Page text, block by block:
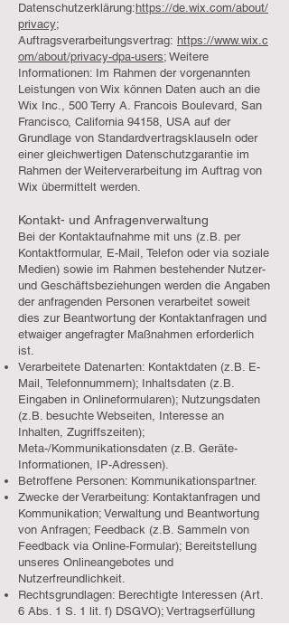
Datenschutzerklärung:https://de.wix.com/about/
privacy;
Auftragsverarbeitungsvertrag: https://www.wix.c
om/about/privacy-dpa-users; Weitere
Informationen: Im Rahmen der vorgenannten
Leistungen von Wix können Daten auch an die
Wix Inc., 500 Terry A. Francois Boulevard, San
Francisco, California 94158, USA auf der
Grundlage von Standardvertragsklauseln oder
einer gleichwertigen Datenschutzgarantie im
Rahmen der Weiterverarbeitung im Auftrag von
Wix übermittelt werden.
Kontakt- und Anfragenverwaltung
Bei der Kontaktaufnahme mit uns (z.B. per
Kontaktformular, E-Mail, Telefon oder via soziale
Medien) sowie im Rahmen bestehender Nutzer-
und Geschäftsbeziehungen werden die Angaben
der anfragenden Personen verarbeitet soweit
dies zur Beantwortung der Kontaktanfragen und
etwaiger angefragter Maßnahmen erforderlich
ist.
Verarbeitete Datenarten: Kontaktdaten (z.B. E-
Mail, Telefonnummern); Inhaltsdaten (z.B.
Eingaben in Onlineformularen); Nutzungsdaten
(z.B. besuchte Webseiten, Interesse an
Inhalten, Zugriffszeiten);
Meta-/Kommunikationsdaten (z.B. Geräte-
Informationen, IP-Adressen).
Betroffene Personen: Kommunikationspartner.
Zwecke der Verarbeitung: Kontaktanfragen und
Kommunikation; Verwaltung und Beantwortung
von Anfragen; Feedback (z.B. Sammeln von
Feedback via Online-Formular); Bereitstellung
unseres Onlineangebotes und
Nutzerfreundlichkeit.
Rechtsgrundlagen: Berechtigte Interessen (Art.
6 Abs. 1 S. 1 lit. f) DSGVO); Vertragserfüllung